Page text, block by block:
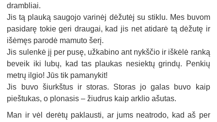
drambliai.
Jis tą plauką saugojo varinėj dėžutėj su stiklu. Mes buvom
pasidarę tokie geri draugai, kad jis net atidarė tą dėžutę ir
išėmęs parodė mamuto šerį.
Jis sulenkė jį per pusę, užkabino ant nykščio ir iškėlė ranką
beveik iki lubų, kad tas plaukas nesiektų grindų. Penkių
metrų ilgio! Jūs tik pamanykit!
Jis buvo šiurkštus ir storas. Storas jo galas buvo kaip
pieštukas, o plonasis – žiudrus kaip arklio ašutas.
Man ir vėl derėtų paklausti, ar jums neatrodo, kad aš per